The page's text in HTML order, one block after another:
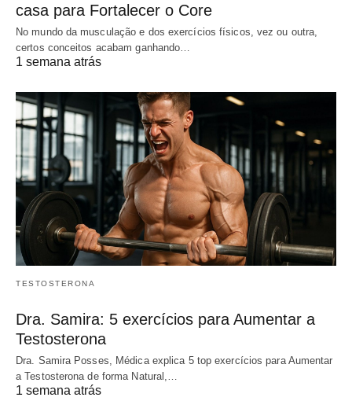
casa para Fortalecer o Core
No mundo da musculação e dos exercícios físicos, vez ou outra,
certos conceitos acabam ganhando…
1 semana atrás
TESTOSTERONA
Dra. Samira: 5 exercícios para Aumentar a
Testosterona
Dra. Samira Posses, Médica explica 5 top exercícios para Aumentar
a Testosterona de forma Natural,…
1 semana atrás